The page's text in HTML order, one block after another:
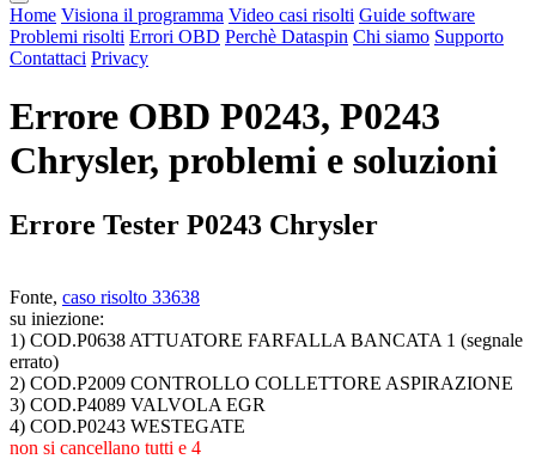
Home Visiona il programma Video casi risolti Guide software
Problemi risolti Errori OBD Perchè Dataspin Chi siamo Supporto
Contattaci Privacy
Errore OBD P0243, P0243
Chrysler, problemi e soluzioni
Errore Tester P0243 Chrysler
Fonte, caso risolto 33638
su iniezione:
1) COD.P0638 ATTUATORE FARFALLA BANCATA 1 (segnale
errato)
2) COD.P2009 CONTROLLO COLLETTORE ASPIRAZIONE
3) COD.P4089 VALVOLA EGR
4) COD.P0243 WESTEGATE
non si cancellano tutti e 4